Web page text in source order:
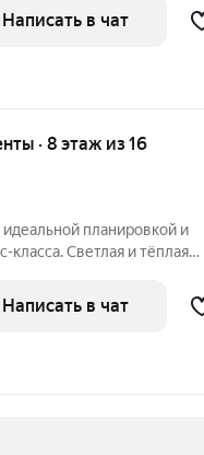
с шкафами, отдельная
Написать в чат
· 8 этаж из 16
планировкой и
Светлая и тёплая
двором с ландшафтным
Написать в чат